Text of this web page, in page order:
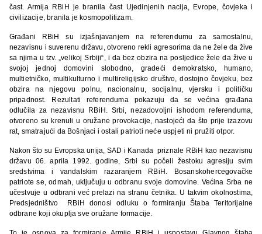
čast. Armija RBiH je branila čast Ujedinjenih nacija, Evrope, čovjeka i
civilizacije, branila je kosmopolitizam.
Građani RBiH su izjašnjavanjem na referendumu za samostalnu,
nezavisnu i suverenu državu, otvoreno rekli agresorima da ne žele da žive
sa njima u tzv. „velikoj Srbiji“, i da bez obzira na posljedice žele da žive u
svojoj jednoj domovini slobodno, gradeći demokratsko, humano,
multietničko, multikulturno i multireligijsko društvo, dostojno čovjeku, bez
obzira na njegovu polnu, nacionalnu, socijalnu, vjersku i političku
pripadnost. Rezultati referenduma pokazuju da se većina građana
odlučila za nezavisnu RBiH. Srbi, nezadovoljni ishodom referenduma,
otvoreno su krenuli u oružane provokacije, nastojeći da što prije izazovu
rat, smatrajući da Bošnjaci i ostali patrioti neće uspjeti ni pružiti otpor.
Nakon što su Evropska unija, SAD i Kanada priznale RBiH kao nezavisnu
državu 06. aprila 1992. godine, Srbi su počeli žestoku agresiju svim
sredstvima i vandalskim razaranjem RBiH. Bosanskohercegovačke
patriote se, odmah, uključuju u odbranu svoje domovine. Većina Srba ne
učestvuje u odbrani već prelazi na stranu četnika. U takvim okolnostima,
Predsjedništvo RBiH donosi odluku o formiranju Štaba Teritorijalne
odbrane koji okuplja sve oružane formacije.